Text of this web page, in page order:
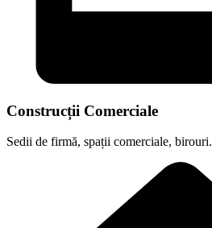
Construcții Comerciale
Sedii de firmă, spații comerciale, birouri.